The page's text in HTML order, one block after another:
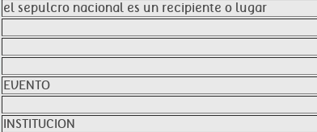
el sepulcro nacional es un recipiente o lugar
EVENTO
INSTITUCION